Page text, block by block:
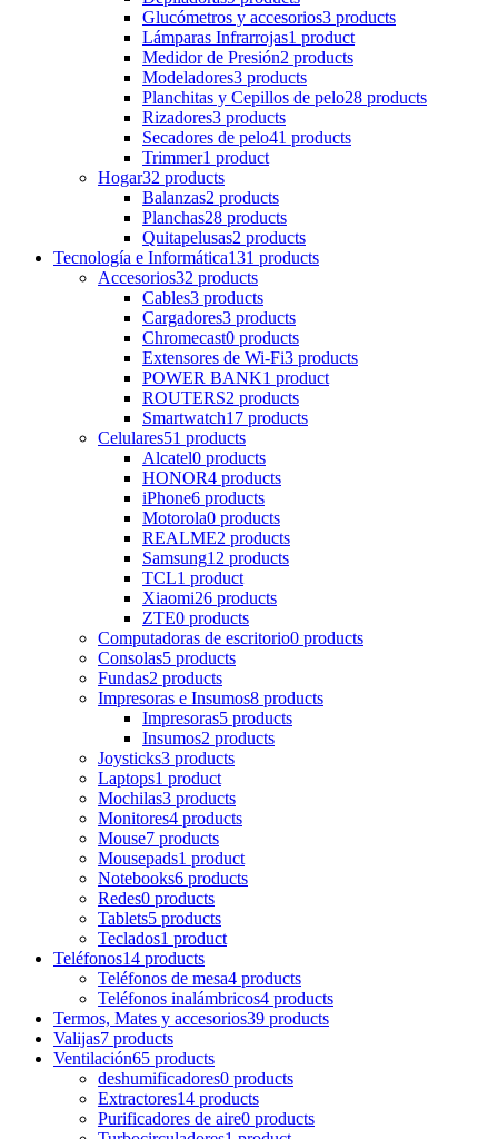
Glucómetros y accesorios3 products
Lámparas Infrarrojas1 product
Medidor de Presión2 products
Modeladores3 products
Planchitas y Cepillos de pelo28 products
Rizadores3 products
Secadores de pelo41 products
Trimmer1 product
Hogar32 products
Balanzas2 products
Planchas28 products
Quitapelusas2 products
Tecnología e Informática131 products
Accesorios32 products
Cables3 products
Cargadores3 products
Chromecast0 products
Extensores de Wi-Fi3 products
POWER BANK1 product
ROUTERS2 products
Smartwatch17 products
Celulares51 products
Alcatel0 products
HONOR4 products
iPhone6 products
Motorola0 products
REALME2 products
Samsung12 products
TCL1 product
Xiaomi26 products
ZTE0 products
Computadoras de escritorio0 products
Consolas5 products
Fundas2 products
Impresoras e Insumos8 products
Impresoras5 products
Insumos2 products
Joysticks3 products
Laptops1 product
Mochilas3 products
Monitores4 products
Mouse7 products
Mousepads1 product
Notebooks6 products
Redes0 products
Tablets5 products
Teclados1 product
Teléfonos14 products
Teléfonos de mesa4 products
Teléfonos inalámbricos4 products
Termos, Mates y accesorios39 products
Valijas7 products
Ventilación65 products
deshumificadores0 products
Extractores14 products
Purificadores de aire0 products